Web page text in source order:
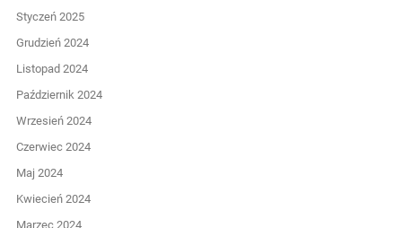
Styczeń 2025
Grudzień 2024
Listopad 2024
Październik 2024
Wrzesień 2024
Czerwiec 2024
Maj 2024
Kwiecień 2024
Marzec 2024